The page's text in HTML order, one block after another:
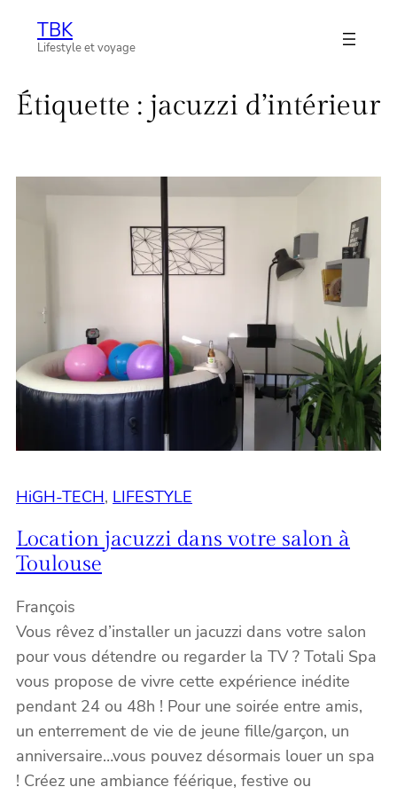
AllerTBK
Lifestyle et voyage
Étiquette : jacuzzi d’intérieur
HiGH-TECH, LIFESTYLE
Location jacuzzi dans votre salon à
Toulouse
François
Vous rêvez d’installer un jacuzzi dans votre salon
pour vous détendre ou regarder la TV ? Totali Spa
vous propose de vivre cette expérience inédite
pendant 24 ou 48h ! Pour une soirée entre amis,
un enterrement de vie de jeune fille/garçon, un
anniversaire…vous pouvez désormais louer un spa
! Créez une ambiance féérique, festive ou